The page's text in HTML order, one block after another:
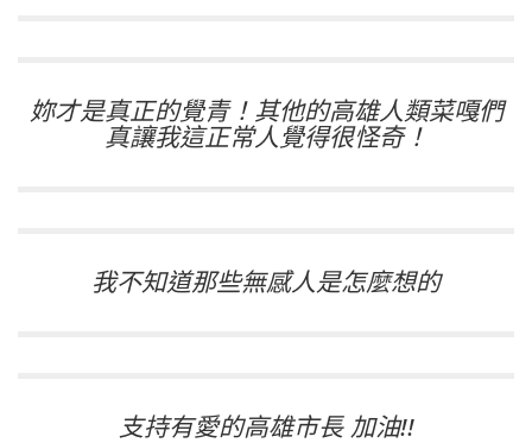
妳才是真正的覺青！其他的高雄人類菜嘎們
真讓我這正常人覺得很怪奇！
我不知道那些無感人是怎麼想的
支持有愛的高雄市長 加油!!